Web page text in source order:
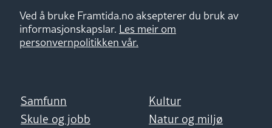
Ved å bruke Framtida.no aksepterer du bruk av
informasjonskapslar. Les meir om
personvernpolitikken vår.
Samfunn
Kultur
Skule og jobb
Natur og miljø